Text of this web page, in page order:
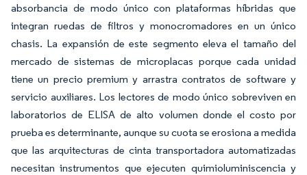
absorbancia de modo único con plataformas híbridas que
integran ruedas de filtros y monocromadores en un único
chasis. La expansión de este segmento eleva el tamaño del
mercado de sistemas de microplacas porque cada unidad
tiene un precio premium y arrastra contratos de software y
servicio auxiliares. Los lectores de modo único sobreviven en
laboratorios de ELISA de alto volumen donde el costo por
prueba es determinante, aunque su cuota se erosiona a medida
que las arquitecturas de cinta transportadora automatizadas
necesitan instrumentos que ejecuten quimioluminiscencia y